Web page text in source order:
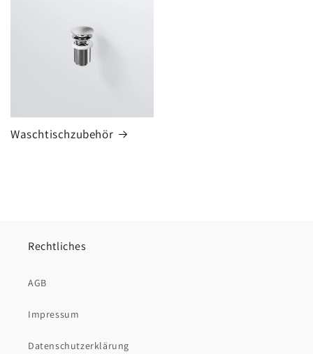
Waschtischzubehör
Rechtliches
AGB
Impressum
Datenschutzerklärung